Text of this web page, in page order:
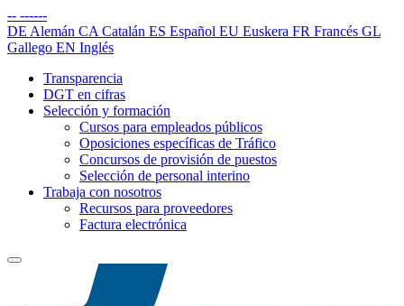
-- ------
DE Alemán CA Catalán ES Español EU Euskera FR Francés GL
Gallego EN Inglés
Transparencia
DGT en cifras
Selección y formación
Cursos para empleados públicos
Oposiciones específicas de Tráfico
Concursos de provisión de puestos
Selección de personal interino
Trabaja con nosotros
Recursos para proveedores
Factura electrónica